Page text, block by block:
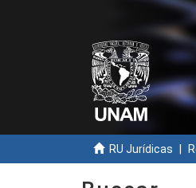
RU Jurídicas